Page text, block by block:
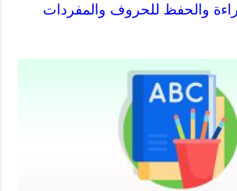
والحفظ للحروف والمفردات